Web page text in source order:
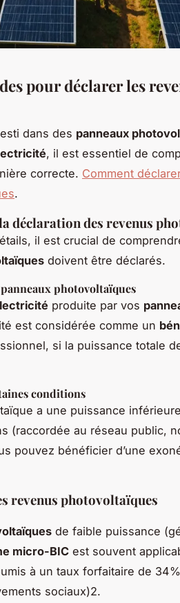
pour déclarer les
dans des panneaux
, il est essentiel de
correcte. Comment
.
déclaration des revenus
il est crucial de
doivent être déclarés.
photovoltaïques
produite par vos
est considérée comme un
si la puissance totale
conditions
a une puissance
(raccordée au réseau public,
pouvez bénéficier d’une
revenus photovoltaïques
de faible puissance
micro-BIC est souvent
à un taux forfaitaire de
sociaux)2.